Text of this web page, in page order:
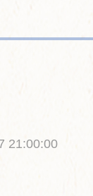
21:00:00